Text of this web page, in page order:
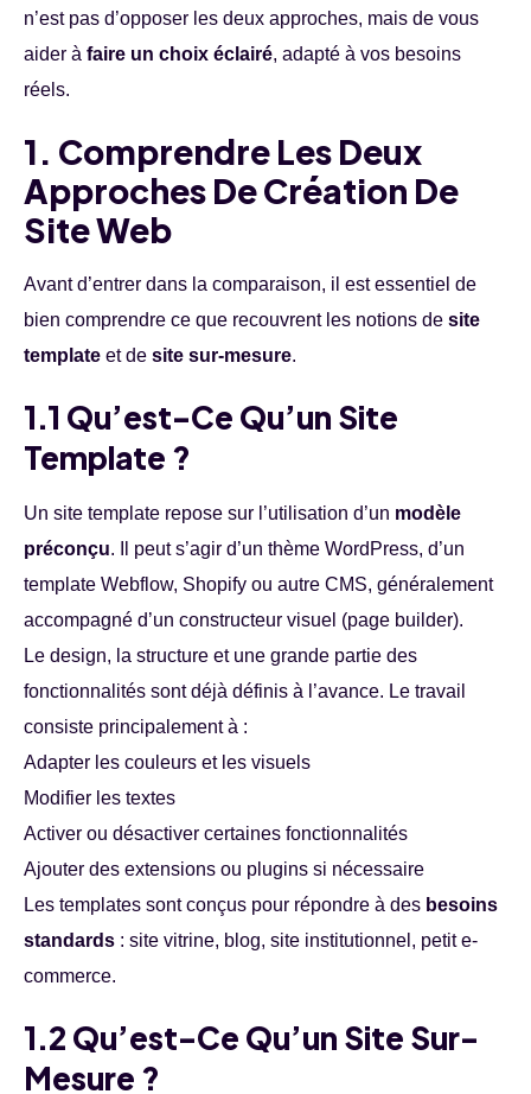
n’est pas d’opposer les deux approches, mais de vous
aider à faire un choix éclairé, adapté à vos besoins
réels.
1. Comprendre Les Deux
Approches De Création De
Site Web
Avant d’entrer dans la comparaison, il est essentiel de
bien comprendre ce que recouvrent les notions de site
template et de site sur-mesure.
1.1 Qu’est-Ce Qu’un Site
Template ?
Un site template repose sur l’utilisation d’un modèle
préconçu. Il peut s’agir d’un thème WordPress, d’un
template Webflow, Shopify ou autre CMS, généralement
accompagné d’un constructeur visuel (page builder).
Le design, la structure et une grande partie des
fonctionnalités sont déjà définis à l’avance. Le travail
consiste principalement à :
Adapter les couleurs et les visuels
Modifier les textes
Activer ou désactiver certaines fonctionnalités
Ajouter des extensions ou plugins si nécessaire
Les templates sont conçus pour répondre à des besoins
standards : site vitrine, blog, site institutionnel, petit e-
commerce.
1.2 Qu’est-Ce Qu’un Site Sur-
Mesure ?